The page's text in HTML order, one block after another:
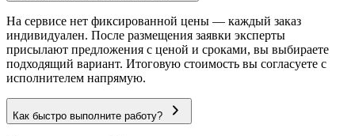
На сервисе нет фиксированной цены — каждый заказ
индивидуален. После размещения заявки эксперты
присылают предложения с ценой и сроками, вы выбираете
подходящий вариант. Итоговую стоимость вы согласуете с
исполнителем напрямую.
Как быстро выполните работу?